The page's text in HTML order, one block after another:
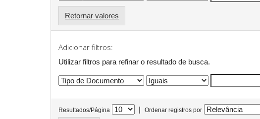
Retornar valores
Adicionar filtros:
Utilizar filtros para refinar o resultado de busca.
Resultados/Página | Ordenar registros por